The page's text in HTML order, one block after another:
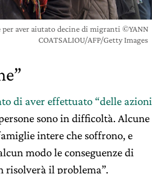
aver aiutato decine di migranti ©YANN
COATSALIOU/AFP/Getty Images
di aver effettuato “delle azioni
sono in difficoltà. Alcune
intere che soffrono, e
modo le conseguenze di
risolverà il problema”.